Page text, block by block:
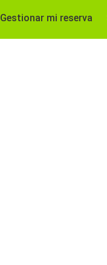
Gestionar mi reserva